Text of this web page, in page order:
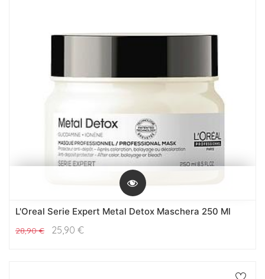
L'Oreal Serie Expert Metal Detox Maschera 250 Ml
28,90€ 25,90 €